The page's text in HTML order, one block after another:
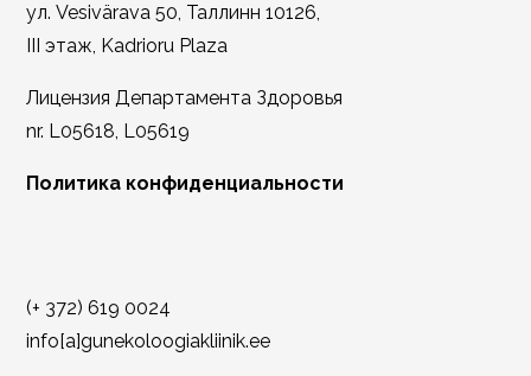
ул. Vesivärava 50, Таллинн 10126,
III этаж, Kadrioru Plaza
Лицензия Департамента Здоровья
nr. L05618, L05619
Политика конфиденциальности
(+ 372) 619 0024
info[a]gunekoloogiakliinik.ee